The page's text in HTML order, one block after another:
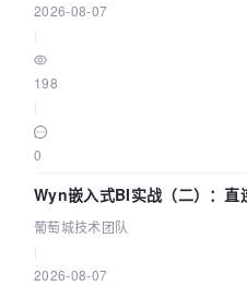
2026-08-07
198
0
Wyn嵌入式BI实战（二）：直
参数为什么不生效？| 葡萄城技
葡萄城技术团队
2026-08-07